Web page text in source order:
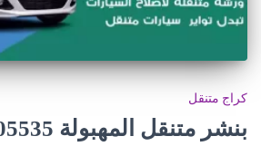
كراج متنقل